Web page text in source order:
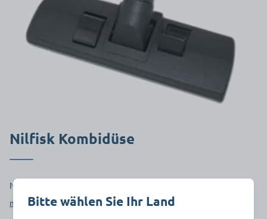
Nilfisk Kombidüse
Nilfisk Kombidüse
mehr anzeigen
Bitte wählen Sie Ihr Land